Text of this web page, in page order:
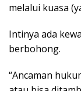
melalui kuasa
Intinya ada
berbohong.
“Ancaman